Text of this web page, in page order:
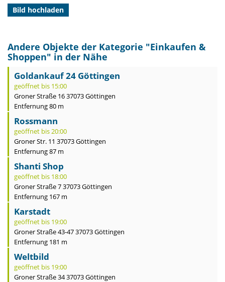
Bild hochladen
Andere Objekte der Kategorie "Einkaufen &
Shoppen" in der Nähe
Goldankauf 24 Göttingen
geöffnet bis 15:00
Groner Straße 16 37073 Göttingen
Entfernung 80 m
Rossmann
geöffnet bis 20:00
Groner Str. 11 37073 Göttingen
Entfernung 87 m
Shanti Shop
geöffnet bis 18:00
Groner Straße 7 37073 Göttingen
Entfernung 167 m
Karstadt
geöffnet bis 19:00
Groner Straße 43-47 37073 Göttingen
Entfernung 181 m
Weltbild
geöffnet bis 19:00
Groner Straße 34 37073 Göttingen